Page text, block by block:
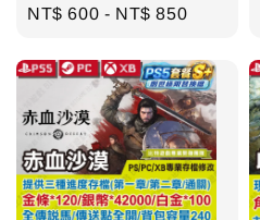
Regular
NT$ 600 - NT$ 850